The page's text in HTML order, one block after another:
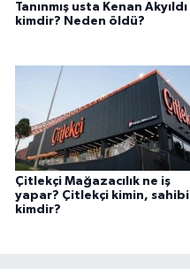
Tanınmış usta Kenan Akyıldı
kimdir? Neden öldü?
Çitlekçi Mağazacılık ne iş
yapar? Çitlekçi kimin, sahibi
kimdir?